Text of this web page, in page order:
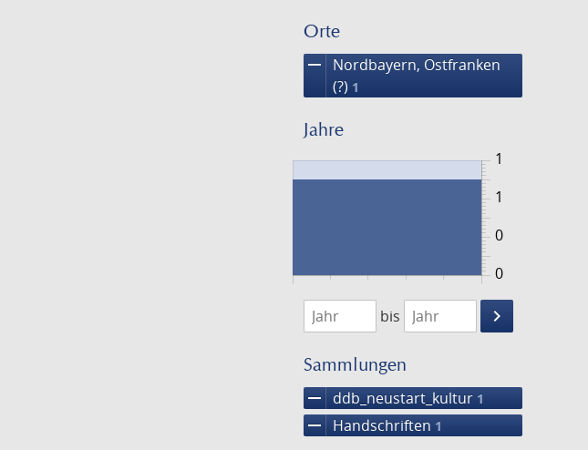
Orte
remove
Nordbayern, Ostfranken
(?) 1
Jahre
0
1
0
1
1474
1475
bis
keyboard_arrow_right
Suche
Sammlungen
remove ddb_neustart_kultur 1
remove Handschriften 1